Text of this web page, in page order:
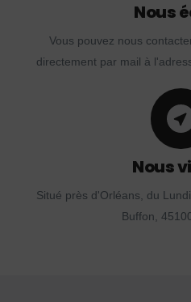
Nous
Vous pouvez nous
directement par mail à
Nous
Situé près d'Orléans, du
Buffon,